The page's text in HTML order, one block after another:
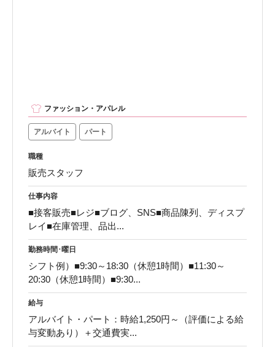
ファッション・アパレル
アルバイト パート
職種
販売スタッフ
仕事内容
■接客販売■レジ■ブログ、SNS■商品陳列、ディスプ
レイ■在庫管理、品出...
勤務時間･曜日
シフト例）■9:30～18:30（休憩1時間）■11:30～
20:30（休憩1時間）■9:30...
給与
アルバイト・パート：時給1,250円～（評価による給
与変動あり）＋交通費実...